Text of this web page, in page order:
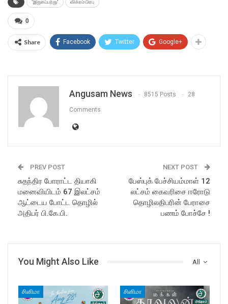
'இறுகப்பற்று' விக்ரம் பிரபு
0
Share Facebook Twitter Google+
Angusam News 8515 Posts 28
Comments
PREV POST
சுதந்திர போராட்ட தியாகி
மனைவியிடம் 67 இலட்சம்
ஆட்டைய போட்ட தொழில்
அதிபர் பி.கே.பி.
NEXT POST
பேஸ்புக் பேச்சியம்மாள் 12
லட்சம் கைவரிசை ஈரோடு
தொழிலதிபரின் பேராசை
பணம் போச்சே !
All
You Might Also Like
சினிமா சினிமா